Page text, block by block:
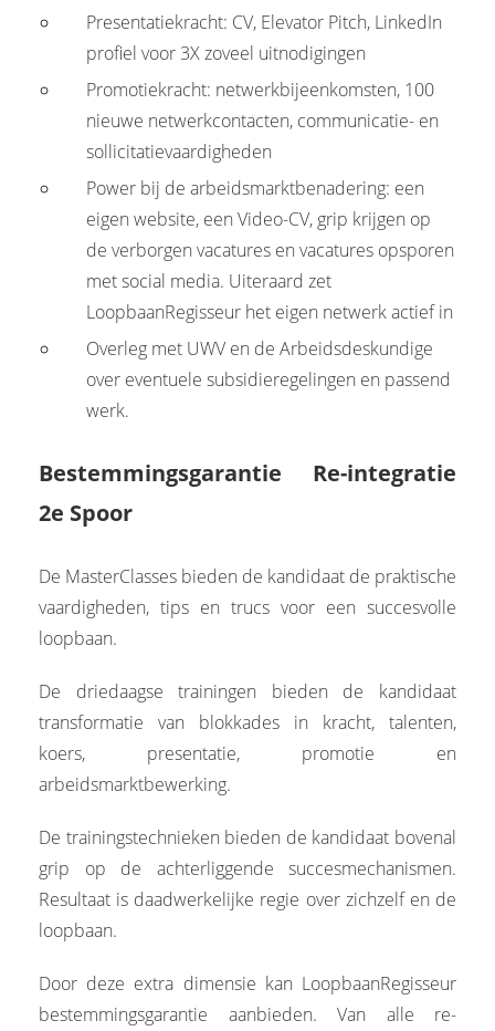
Presentatiekracht: CV, Elevator Pitch, LinkedIn
profiel voor 3X zoveel uitnodigingen
Promotiekracht: netwerkbijeenkomsten, 100
nieuwe netwerkcontacten, communicatie- en
sollicitatievaardigheden
Power bij de arbeidsmarktbenadering: een
eigen website, een Video-CV, grip krijgen op
de verborgen vacatures en vacatures opsporen
met social media. Uiteraard zet
LoopbaanRegisseur het eigen netwerk actief in
Overleg met UWV en de Arbeidsdeskundige
over eventuele subsidieregelingen en passend
werk.
Bestemmingsgarantie Re-integratie
2e Spoor
De MasterClasses bieden de kandidaat de praktische
vaardigheden, tips en trucs voor een succesvolle
loopbaan.
De driedaagse trainingen bieden de kandidaat
transformatie van blokkades in kracht, talenten,
koers, presentatie, promotie en
arbeidsmarktbewerking.
De trainingstechnieken bieden de kandidaat bovenal
grip op de achterliggende succesmechanismen.
Resultaat is daadwerkelijke regie over zichzelf en de
loopbaan.
Door deze extra dimensie kan LoopbaanRegisseur
bestemmingsgarantie aanbieden. Van alle re-